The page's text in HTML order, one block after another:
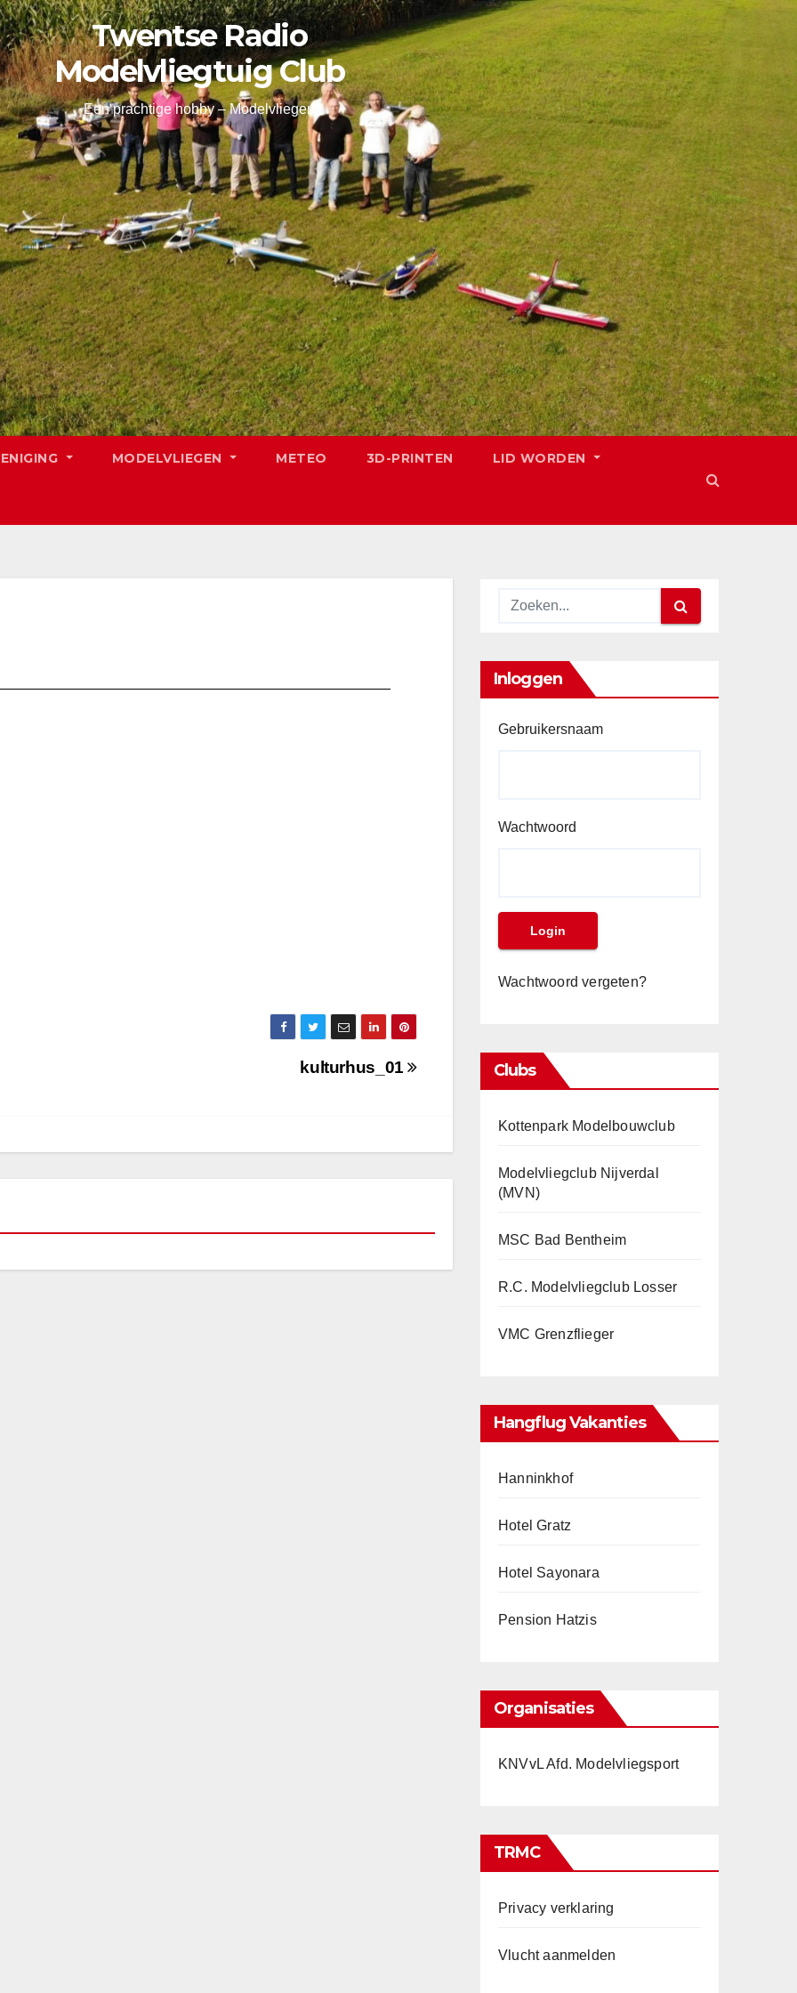
Twentse Radio
Modelvliegtuig Club
Een prachtige hobby – Modelvliegen
MODELVLIEGEN METEO 3D-PRINTEN LID WORDEN
kulturhus_01
Inloggen
Gebruikersnaam
Wachtwoord
Wachtwoord vergeten?
Clubs
Kottenpark Modelbouwclub
Modelvliegclub Nijverdal
(MVN)
MSC Bad Bentheim
R.C. Modelvliegclub Losser
VMC Grenzflieger
Hangflug Vakanties
Hanninkhof
Hotel Gratz
Hotel Sayonara
Pension Hatzis
Organisaties
KNVvL Afd. Modelvliegsport
TRMC
Privacy verklaring
Vlucht aanmelden